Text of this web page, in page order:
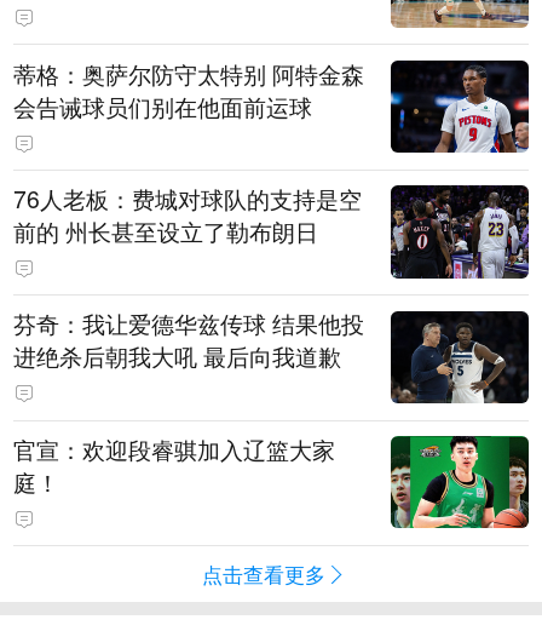
蒂格：奥萨尔防守太特别 阿特金森
会告诫球员们别在他面前运球
76人老板：费城对球队的支持是空
前的 州长甚至设立了勒布朗日
芬奇：我让爱德华兹传球 结果他投
进绝杀后朝我大吼 最后向我道歉
官宣：欢迎段睿骐加入辽篮大家
庭！
点击查看更多